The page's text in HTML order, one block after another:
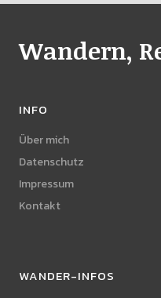
Wandern,
INFO
Über mich
Datenschutz
Impressum
Kontakt
WANDER-INFOS